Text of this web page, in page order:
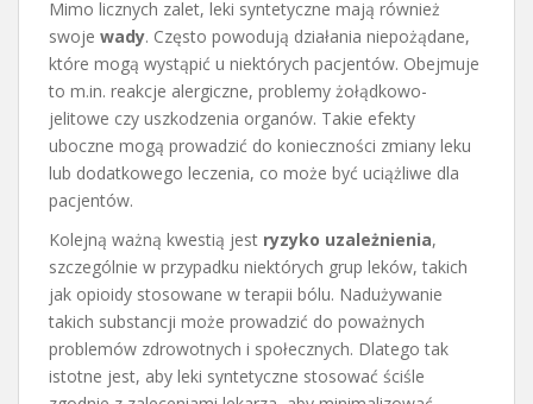
Mimo licznych zalet, leki syntetyczne mają również
swoje wady. Często powodują działania niepożądane,
które mogą wystąpić u niektórych pacjentów. Obejmuje
to m.in. reakcje alergiczne, problemy żołądkowo-
jelitowe czy uszkodzenia organów. Takie efekty
uboczne mogą prowadzić do konieczności zmiany leku
lub dodatkowego leczenia, co może być uciążliwe dla
pacjentów.
Kolejną ważną kwestią jest ryzyko uzależnienia,
szczególnie w przypadku niektórych grup leków, takich
jak opioidy stosowane w terapii bólu. Nadużywanie
takich substancji może prowadzić do poważnych
problemów zdrowotnych i społecznych. Dlatego tak
istotne jest, aby leki syntetyczne stosować ściśle